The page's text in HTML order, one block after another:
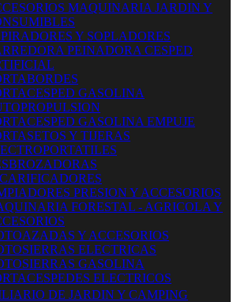
MAQUINARIA JARDIN Y
Y SOPLADORES
PEINADORA CESPED
GASOLINA
GASOLINA EMPUJE
Y TIJERAS
PRESION Y ACCESORIOS
FORESTAL - AGRICOLA Y
Y ACCESORIOS
ELECTRICAS
GASOLINA
ELECTRICOS
DE JARDIN Y CAMPING